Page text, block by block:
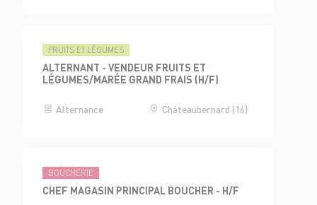
FRUITS ET LÉGUMES
ALTERNANT - VENDEUR FRUITS ET
LÉGUMES/MARÉE GRAND FRAIS (H/F)
Alternance Châteaubernard (16)
BOUCHERIE
CHEF MAGASIN PRINCIPAL BOUCHER - H/F